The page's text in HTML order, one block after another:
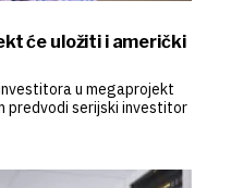
će uložiti i američki
u megaprojekt
predvodi serijski investitor